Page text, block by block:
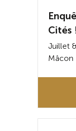
Cités
Juillet
Mâcon